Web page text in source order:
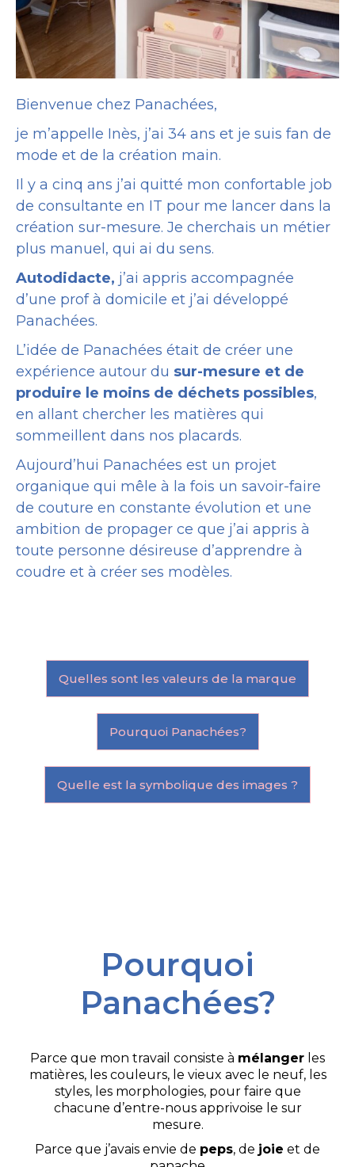
Bienvenue chez Panachées,
je m’appelle Inès, j’ai 34 ans et je suis fan de
mode et de la création main.
Il y a cinq ans j’ai quitté mon confortable job
de consultante en IT pour me lancer dans la
création sur-mesure. Je cherchais un métier
plus manuel, qui ai du sens.
Autodidacte, j’ai appris accompagnée
d’une prof à domicile et j’ai développé
Panachées.
L’idée de Panachées était de créer une
expérience autour du sur-mesure et de
produire le moins de déchets possibles,
en allant chercher les matières qui
sommeillent dans nos placards.
Aujourd’hui Panachées est un projet
organique qui mêle à la fois un savoir-faire
de couture en constante évolution et une
ambition de propager ce que j’ai appris à
toute personne désireuse d’apprendre à
coudre et à créer ses modèles.
Quelles sont les valeurs de la marque
Pourquoi Panachées?
Quelle est la symbolique des images ?
Pourquoi
Panachées?
Parce que mon travail consiste à mélanger les
matières, les couleurs, le vieux avec le neuf, les
styles, les morphologies, pour faire que
chacune d’entre-nous apprivoise le sur
mesure.
Parce que j’avais envie de peps, de joie et de